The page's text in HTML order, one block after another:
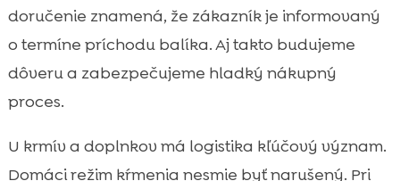
doručenie znamená, že zákazník je informovaný
o termíne príchodu balíka. Aj takto budujeme
dôveru a zabezpečujeme hladký nákupný
proces.
U krmív a doplnkov má logistika kľúčový význam.
Domáci režim kŕmenia nesmie byť narušený. Pri